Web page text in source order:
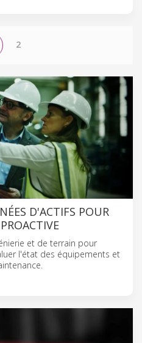
2
D'ACTIFS POUR
et de terrain pour
l'état des équipements et